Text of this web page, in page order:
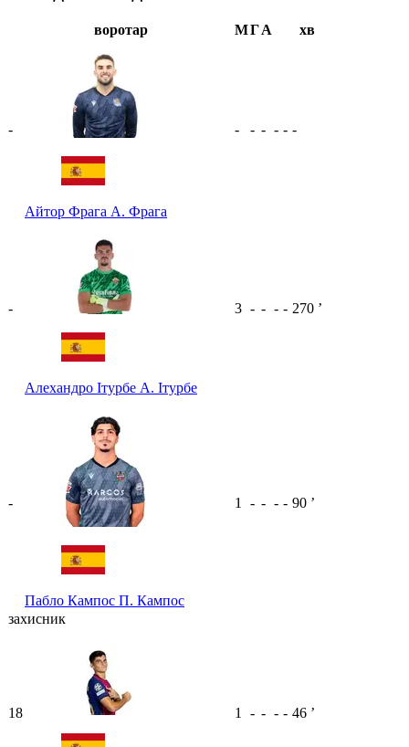
воротар МГА хв
-
Айтор Фрага А. Фрага
- - - - - -
-
Алехандро Ітурбе А. Ітурбе
3 - - - - 270 ʼ
-
Пабло Кампос П. Кампос
1 - - - - 90 ʼ
захисник
18 1 - - - - 46 ʼ